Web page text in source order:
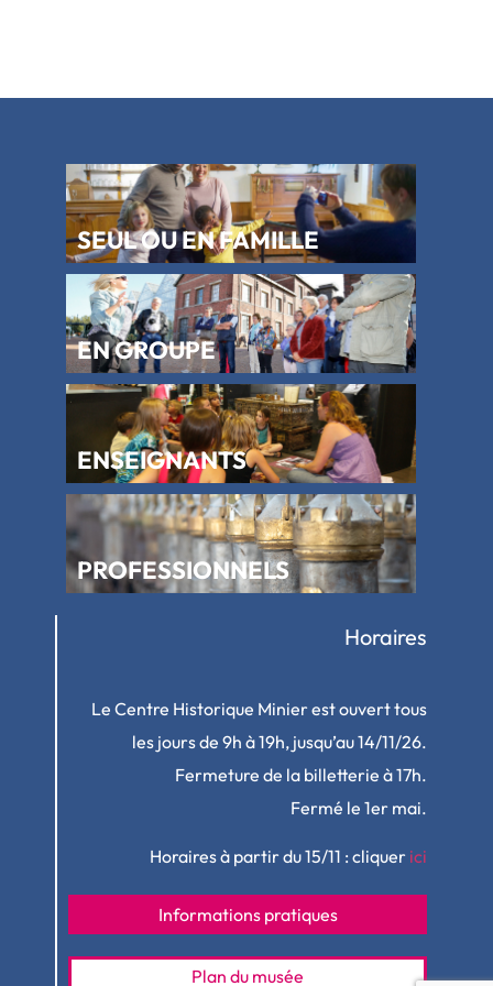
SEUL OU EN FAMILLE
EN GROUPE
ENSEIGNANTS
PROFESSIONNELS
Horaires
Le Centre Historique Minier est ouvert tous
les jours de 9h à 19h, jusqu’au 14/11/26.
Fermeture de la billetterie à 17h.
Fermé le 1er mai.
Horaires à partir du 15/11 : cliquer ici
Informations pratiques
Plan du musée